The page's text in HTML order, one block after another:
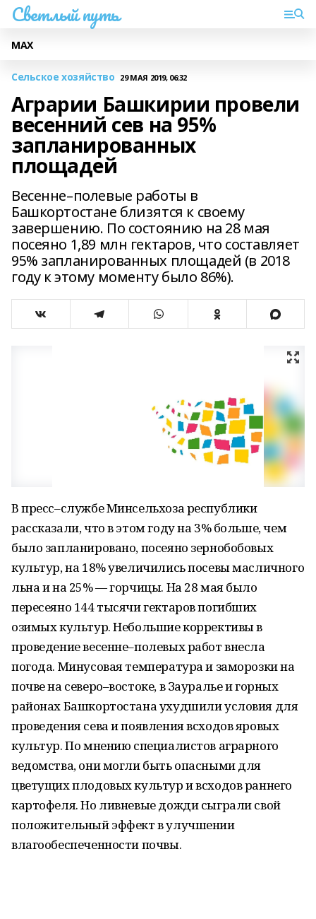
Светлый путь
МАХ
Сельское хозяйство 29 МАЯ 2019, 06:32
Аграрии Башкирии провели
весенний сев на 95%
запланированных
площадей
Весенне–полевые работы в
Башкортостане близятся к своему
завершению. По состоянию на 28 мая
посеяно 1,89 млн гектаров, что составляет
95% запланированных площадей (в 2018
году к этому моменту было 86%).
В пресс–службе Минсельхоза республики
рассказали, что в этом году на 3% больше, чем
было запланировано, посеяно зернобобовых
культур, на 18% увеличились посевы масличного
льна и на 25% — горчицы. На 28 мая было
пересеяно 144 тысячи гектаров погибших
озимых культур. Небольшие коррективы в
проведение весенне–полевых работ внесла
погода. Минусовая температура и заморозки на
почве на северо–востоке, в Зауралье и горных
районах Башкортостана ухудшили условия для
проведения сева и появления всходов яровых
культур. По мнению специалистов аграрного
ведомства, они могли быть опасными для
цветущих плодовых культур и всходов раннего
картофеля. Но ливневые дожди сыграли свой
положительный эффект в улучшении
влагообеспеченности почвы.